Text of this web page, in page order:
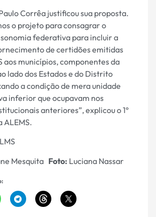
Corrêa justificou sua proposta.
o projeto para consagrar o
federativa para incluir a
de certidões emitidas
aos municípios, componentes da
lado dos Estados e do Distrito
a condição de mera unidade
inferior que ocupavam nos
anteriores”, explicou o 1º
ALEMS.
Mesquita Foto: Luciana Nassar